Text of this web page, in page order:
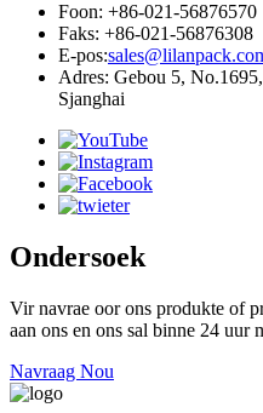
Foon: +86-021-56876570
Faks: +86-021-56876308
E-pos:
Adres: Gebou 5,
Sjanghai
Ondersoek
Vir navrae oor ons produkte of
aan ons en ons sal binne 24 uur
Navraag Nou